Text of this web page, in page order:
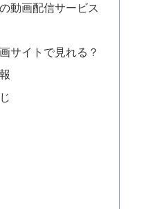
動画配信サービス
サイトで見れる？